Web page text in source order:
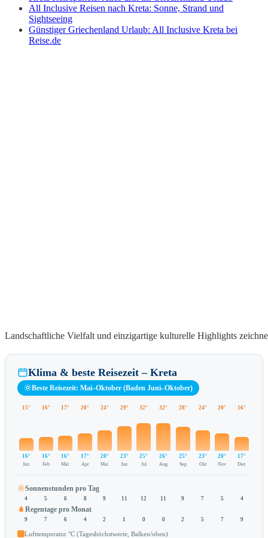
All Inclusive Reisen nach Kreta: Sonne, Strand und
Sightseeing
Günstiger Griechenland Urlaub: All Inclusive Kreta bei
Reise.de
Landschaftliche Vielfalt und einzigartige kulturelle Highlights
Klima & beste Reisezeit – Kreta
Beste Reisezeit: Mai–Oktober (Baden Juni–Oktober)
15°
16°
Jan
16°
16°
Feb
17°
16°
Mär
20°
17°
Apr
24°
20°
Mai
29°
23°
Jun
32°
25°
Jul
32°
26°
Aug
28°
25°
Sep
24°
23°
Okt
20°
20°
Nov
16°
17°
Dez
Sonnenstunden pro Tag
4 5 6 8 9 11 12 11 9 7 5 4
Regentage pro Monat
9 7 6 4 2 1 0 0 2 5 7 9
Lufttemperatur °C (Tageshöchstwerte, Balken/oben)